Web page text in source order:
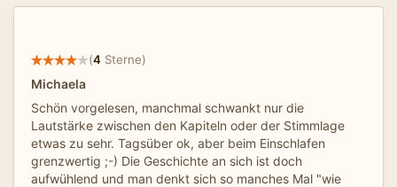
(4 Sterne)
Michaela
Schön vorgelesen, manchmal schwankt nur die
Lautstärke zwischen den Kapiteln oder der Stimmlage
etwas zu sehr. Tagsüber ok, aber beim Einschlafen
grenzwertig ;-) Die Geschichte an sich ist doch
aufwühlend und man denkt sich so manches Mal "wie